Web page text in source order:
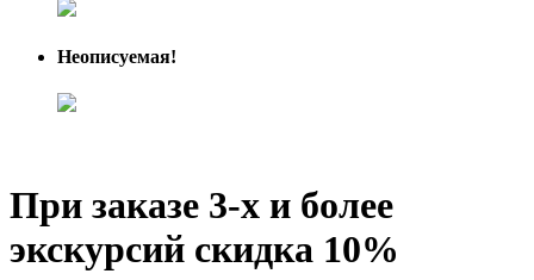
Неописуемая!
При заказе 3-х и более
экскурсий скидка 10%